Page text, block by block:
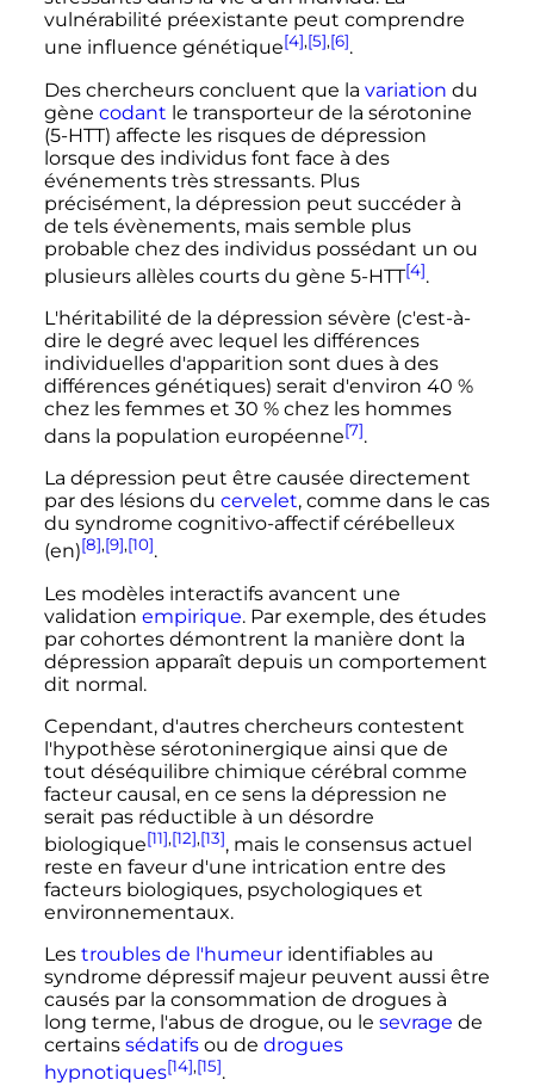
vulnérabilité préexistante peut comprendre
une influence génétique[4],[5],[6].
Des chercheurs concluent que la variation du
gène codant le transporteur de la sérotonine
(5-HTT) affecte les risques de dépression
lorsque des individus font face à des
événements très stressants. Plus
précisément, la dépression peut succéder à
de tels évènements, mais semble plus
probable chez des individus possédant un ou
plusieurs allèles courts du gène 5-HTT[4].
L'héritabilité de la dépression sévère (c'est-à-
dire le degré avec lequel les différences
individuelles d'apparition sont dues à des
différences génétiques) serait d'environ 40 %
chez les femmes et 30 % chez les hommes
dans la population européenne[7].
La dépression peut être causée directement
par des lésions du cervelet, comme dans le cas
du syndrome cognitivo-affectif cérébelleux
(en)[8],[9],[10].
Les modèles interactifs avancent une
validation empirique. Par exemple, des études
par cohortes démontrent la manière dont la
dépression apparaît depuis un comportement
dit normal.
Cependant, d'autres chercheurs contestent
l'hypothèse sérotoninergique ainsi que de
tout déséquilibre chimique cérébral comme
facteur causal, en ce sens la dépression ne
serait pas réductible à un désordre
biologique[11],[12],[13], mais le consensus actuel
reste en faveur d'une intrication entre des
facteurs biologiques, psychologiques et
environnementaux.
Les troubles de l'humeuridentifiables au
syndrome dépressif majeur peuvent aussi être
causés par la consommation de drogues à
long terme, l'abus de drogue, ou le sevrage de
certains sédatifsou de drogues
hypnotiques[14],[15].